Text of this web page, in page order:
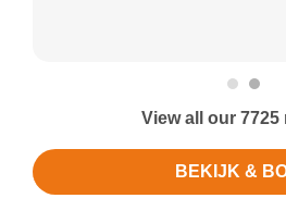
View all our 7725
BEKIJK &